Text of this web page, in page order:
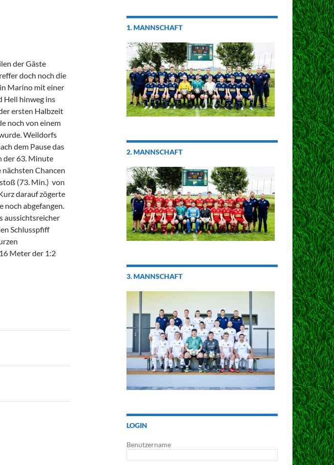
der Gäste
doch noch die
Marino mit einer
Hell hinweg ins
ersten Halbzeit
noch von einem
Weildorfs
dem Pause das
der 63. Minute
nächsten Chancen
(73. Min.) von
darauf zögerte
noch abgefangen.
aussichtsreicher
Schlusspfiff
Meter der 1:2
1. MANNSCHAFT
2. MANNSCHAFT
3. MANNSCHAFT
LOGIN
Benutzername